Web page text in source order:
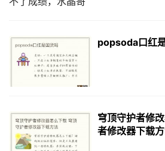
popsoda口红
穹顶守护者修
者修改器下载